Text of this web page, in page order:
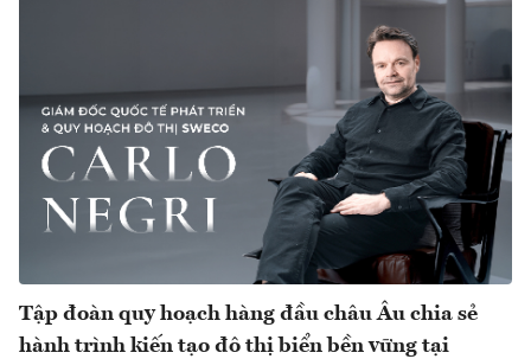
Tập đoàn quy hoạch hàng đầu châu Âu chia sẻ
hành trình kiến tạo đô thị biển bền vững tại